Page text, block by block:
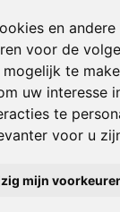
en
voor de
te
uw interesse
te
voor u
mijn
Garage
Garage
Garage bilzen